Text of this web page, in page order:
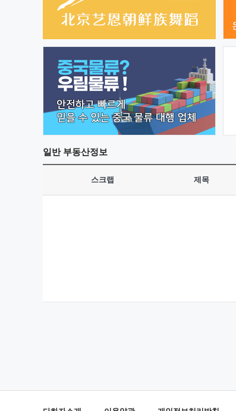
일반부동산정보
스크랩 제목